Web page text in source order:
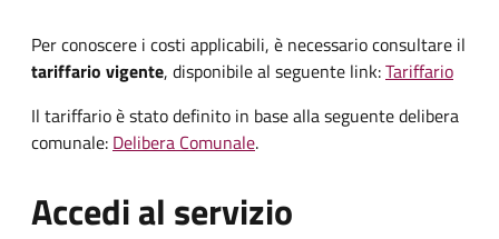
Per conoscere i costi applicabili, è necessario consultare il
tariffario vigente, disponibile al seguente link:Tariffario
Il tariffario è stato definito in base alla seguente delibera
comunale: Delibera Comunale.
Accedi al servizio